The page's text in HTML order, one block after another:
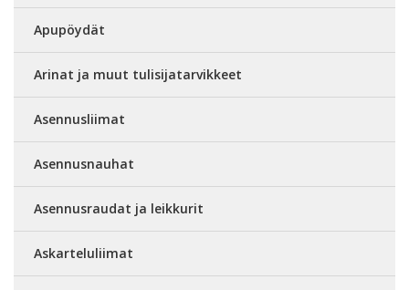
Apupöydät
Arinat ja muut tulisijatarvikkeet
Asennusliimat
Asennusnauhat
Asennusraudat ja leikkurit
Askarteluliimat